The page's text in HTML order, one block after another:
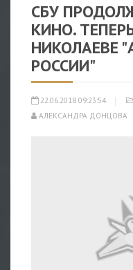
СБУ
КИНО.
НИКОЛАЕВЕ
РОССИИ"
22.06.2018 09:23:54
АЛЕКСАНДРА ДОНЦОВА